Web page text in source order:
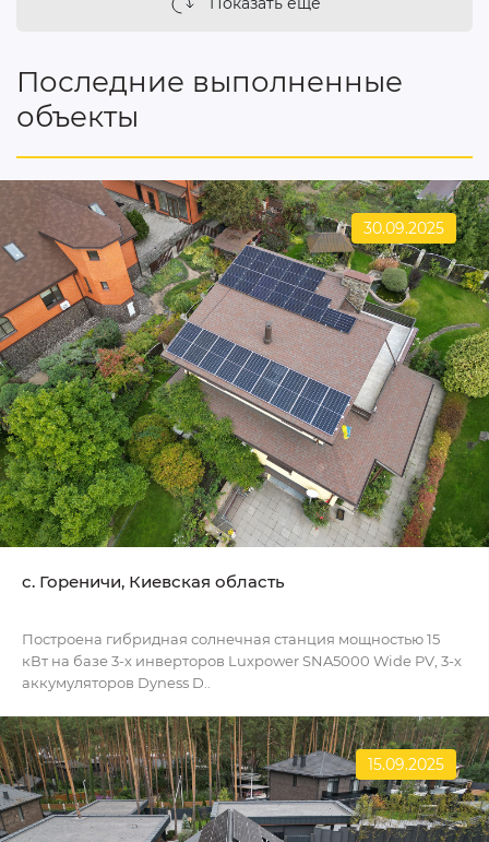
Последние выполненные
объекты
30.09.2025
c. Гореничи, Киевская область
Построена гибридная солнечная станция мощностью 15
кВт на базе 3-х инверторов Luxpower SNA5000 Wide PV, 3-х
аккумуляторов Dyness D..
15.09.2025